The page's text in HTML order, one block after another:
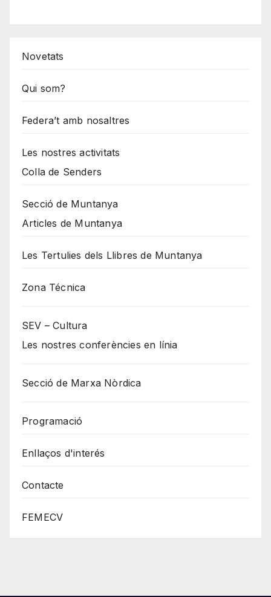
Novetats
Qui som?
Federa’t amb nosaltres
Les nostres activitats
Colla de Senders
Secció de Muntanya
Articles de Muntanya
Les Tertulies dels Llibres de Muntanya
Zona Técnica
SEV – Cultura
Les nostres conferències en línia
Secció de Marxa Nòrdica
Programació
Enllaços d'interés
Contacte
FEMECV